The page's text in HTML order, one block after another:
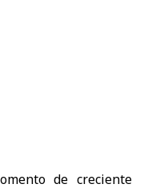
de creciente